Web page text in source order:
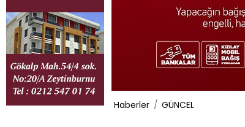
Haberler GÜNCEL